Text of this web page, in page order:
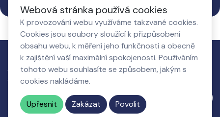
Webová stránka používá cookies
K provozování webu využíváme takzvané cookies.
Cookies jsou soubory sloužící k přizpůsobení
obsahu webu, k měření jeho funkčnosti a obecně
k zajištění vaší maximální spokojenosti. Používáním
tohoto webu souhlasíte se způsobem, jakým s
cookies nakládáme.
Upřesnit Zakázat Povolit
Jak to
funguje
Co získá
podnikatel
O nás,
Nastavení